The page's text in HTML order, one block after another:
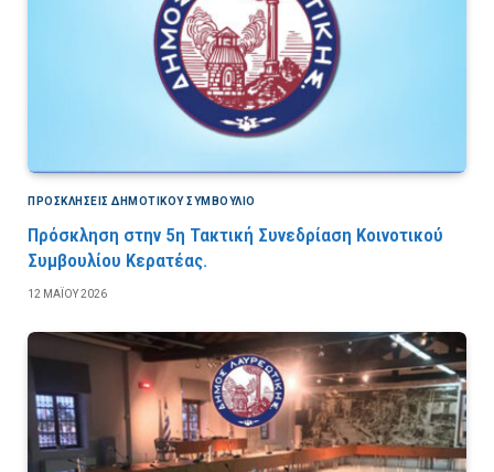
ΠΡΟΣΚΛΉΣΕΙΣ ΔΗΜΟΤΙΚΟΎ ΣΥΜΒΟΎΛΙΟ
Πρόσκληση στην 5η Τακτική Συνεδρίαση Κοινοτικού
Συμβουλίου Κερατέας.
12 ΜΑΪ́ΟΥ 2026